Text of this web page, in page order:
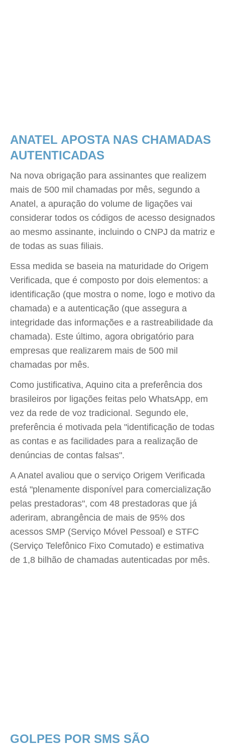
ANATEL APOSTA NAS CHAMADAS
AUTENTICADAS
Na nova obrigação para assinantes que realizem
mais de 500 mil chamadas por mês, segundo a
Anatel, a apuração do volume de ligações vai
considerar todos os códigos de acesso designados
ao mesmo assinante, incluindo o CNPJ da matriz e
de todas as suas filiais.
Essa medida se baseia na maturidade do Origem
Verificada, que é composto por dois elementos: a
identificação (que mostra o nome, logo e motivo da
chamada) e a autenticação (que assegura a
integridade das informações e a rastreabilidade da
chamada). Este último, agora obrigatório para
empresas que realizarem mais de 500 mil
chamadas por mês.
Como justificativa, Aquino cita a preferência dos
brasileiros por ligações feitas pelo WhatsApp, em
vez da rede de voz tradicional. Segundo ele,
preferência é motivada pela "identificação de todas
as contas e as facilidades para a realização de
denúncias de contas falsas".
A Anatel avaliou que o serviço Origem Verificada
está "plenamente disponível para comercialização
pelas prestadoras", com 48 prestadoras que já
aderiram, abrangência de mais de 95% dos
acessos SMP (Serviço Móvel Pessoal) e STFC
(Serviço Telefônico Fixo Comutado) e estimativa
de 1,8 bilhão de chamadas autenticadas por mês.
GOLPES POR SMS SÃO